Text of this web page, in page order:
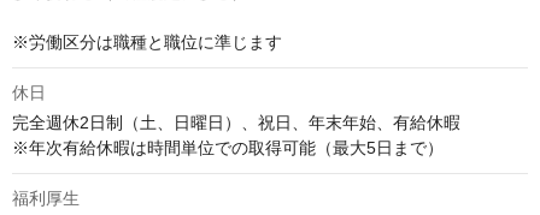
※労働区分は職種と職位に準じます
休日
完全週休2日制（土、日曜日）、祝日、年末年始、有給休暇
※年次有給休暇は時間単位での取得可能（最大5日まで）
福利厚生